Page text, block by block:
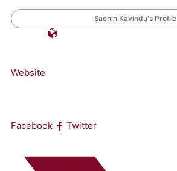
Sachin Kavindu's Profile
Website
Facebook Twitter